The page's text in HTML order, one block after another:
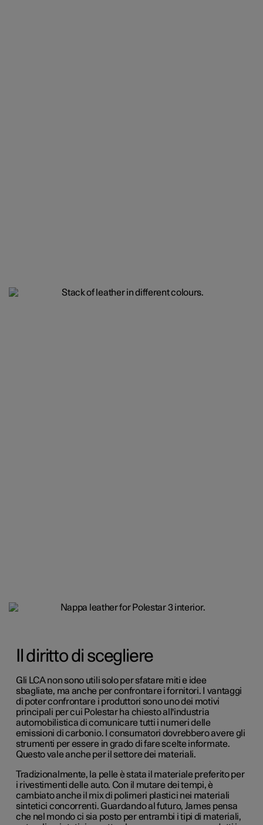
Il diritto di scegliere
Gli LCA non sono utili solo per sfatare miti e idee
sbagliate, ma anche per confrontare i fornitori. I vantaggi
di poter confrontare i produttori sono uno dei motivi
principali per cui Polestar ha chiesto all'industria
automobilistica di comunicare tutti i numeri delle
emissioni di carbonio. I consumatori dovrebbero avere gli
strumenti per essere in grado di fare scelte informate.
Questo vale anche per il settore dei materiali.
Tradizionalmente, la pelle è stata il materiale preferito per
i rivestimenti delle auto. Con il mutare dei tempi, è
cambiato anche il mix di polimeri plastici nei materiali
sintetici concorrenti. Guardando al futuro, James pensa
che nel mondo ci sia posto per entrambi i tipi di materiali,